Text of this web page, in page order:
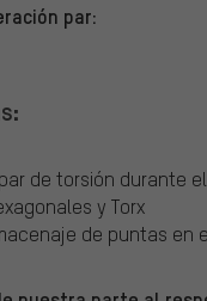
par:
de torsión durante
y Torx
de puntas en